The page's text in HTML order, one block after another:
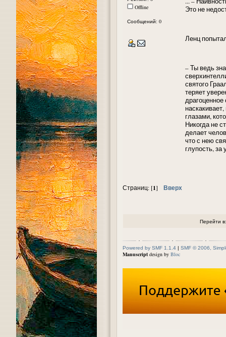
Offline
Сообщений: 0
Это не
Ленц
– Ты ведь
святого
теряет
глазами,
Никогда не
делает
что с нею
глупость, за
Страниц: [1] Вверх
Перейти в:
Powered by SMF 1.1.4 | SMF © 2006,
Manuscript design by Bloc